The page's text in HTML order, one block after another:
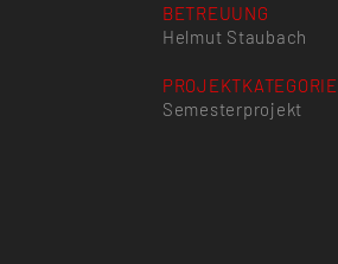
BETREUUNG
Helmut Staubach
PROJEKTKATEGORIE
Semesterprojekt